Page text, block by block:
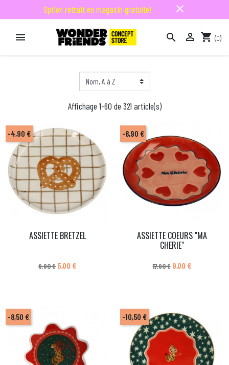
Option retrait en magasin gratuite! close
   shopping_cart (0)
Affichage 1-60 de 321 article(s)
ASSIETTE BRETZEL
Prix de base
9,90 € Prix
5,00 €
-4,90 €
ASSIETTE COEURS "MA
CHERIE"
Prix de base
17,90 € Prix
9,00 €
-8,90 €
-8,50 € -10,50 €